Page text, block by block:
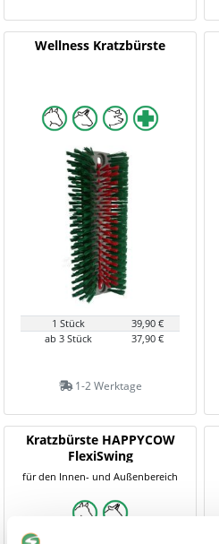
Wellness Kratzbürste
1 Stück
39,90 €
ab 3 Stück
37,90 €
1-2 Werktage
Kratzbürste HAPPYCOW
FlexiSwing
für den Innen- und Außenbereich